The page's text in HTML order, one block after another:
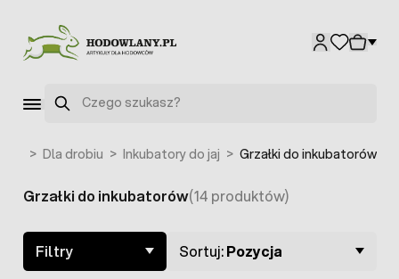
Szukaj
> Dla drobiu > Inkubatory do jaj > Grzałki do inkubatorów
Skip to product list
Grzałki do inkubatorów(14 produktów)
Filtry Sortuj:Pozycja